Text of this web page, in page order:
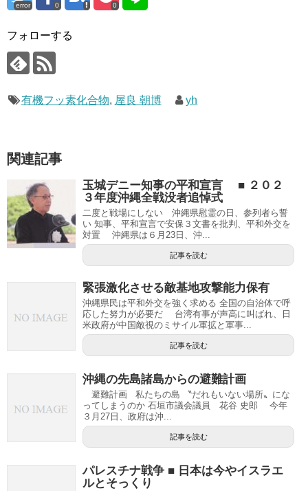
error 0 0
フォローする
有機フッ素化合物, 屋良 朝博 yh
関連記事
玉城デニー知事の平和宣言 ■ ２０２
３年度沖縄全戦没者追悼式
二度と戦場にしない 沖縄県慰霊の日、参列者ら誓
い 知事、平和宣言で安保３文書を批判、平和外交を
対置 沖縄県は６月23日、沖...
記事を読む
緊張激化させる敵基地攻撃能力保有
沖縄県民は平和外交を強く求める 全国の自治体で呼
応した努力が必要だ 台湾有事が声高に叫ばれ、日
米政府が中国敵視のミサイル軍拡と軍事...
記事を読む
沖縄の先島諸島からの避難計画
避難計画 私たちの島 〝だれもいない場所〟にな
ってしまうのか 石垣市議会議員 花谷 史郎 今年
３月27日、政府は沖...
記事を読む
パレスチナ戦争 ■ 日本は今やイスラエ
ルとそっくり